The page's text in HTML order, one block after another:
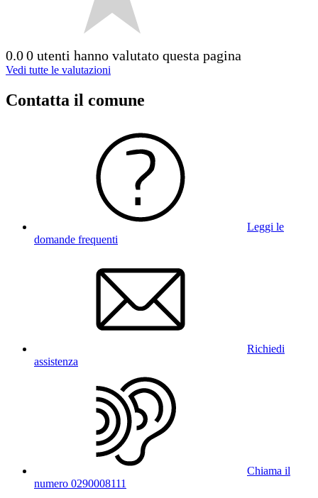
0.00 utenti hanno valutato questa pagina
Vedi tutte le valutazioni
Contatta il comune
Leggi le
domande frequenti
Richiedi
assistenza
Chiama il
numero 0290008111